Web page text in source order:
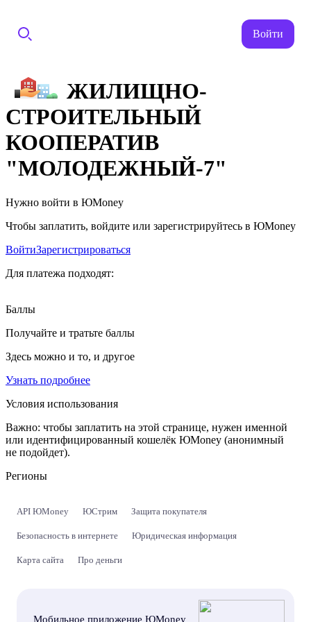
Войти
ЖИЛИЩНО-
СТРОИТЕЛЬНЫЙ
КООПЕРАТИВ
"МОЛОДЕЖНЫЙ-7"
Нужно войти в ЮMoney
Чтобы заплатить, войдите или зарегистрируйтесь в ЮMoney
ВойтиЗарегистрироваться
Для платежа подходят:
Баллы
Получайте и тратьте баллы
Здесь можно и то, и другое
Узнать подробнее
Условия использования
Важно: чтобы заплатить на этой странице, нужен именной
или идентифицированный кошелёк ЮMoney (анонимный
не подойдет).
Регионы
API ЮMoney ЮСтрим Защита покупателя
Безопасность в интернете Юридическая информация
Карта сайта Про деньги
Мобильное приложение ЮMoney